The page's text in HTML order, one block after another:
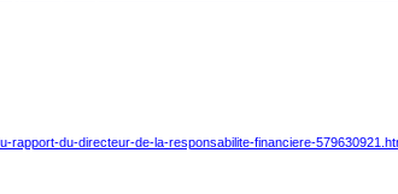
du-directeur-de-la-responsabilite-financiere-